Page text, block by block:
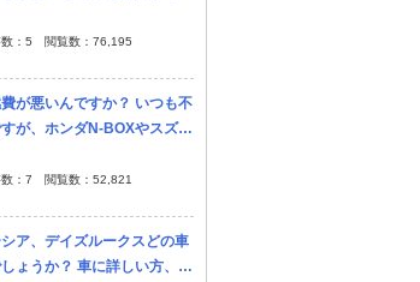
ちらか購入した方、決め手
お店で見ましたが、外観もあ
： 5 閲覧数： 76,195
が悪いんですか？ いつも不
が、ホンダN-BOXやスズキ
ッター25kmとか出してい
ハツアトレーやスズキエブ
： 7 閲覧数： 52,821
ア、デイズルークスどの車
ょうか？ 車に詳しい方、す